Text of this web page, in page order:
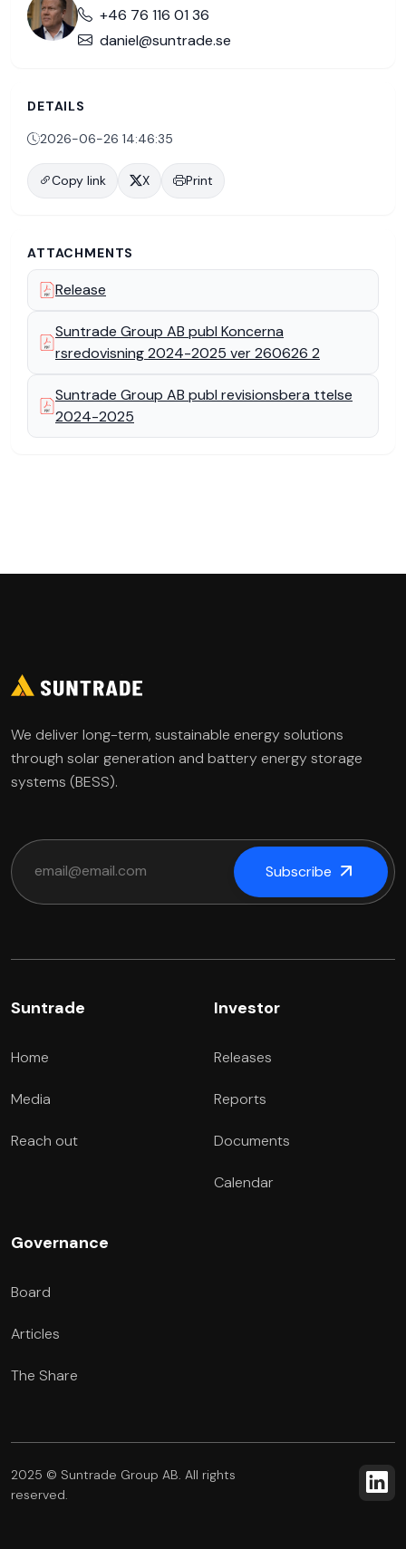
Home
Media
About
Investor
Governance
+46 76 116 01 36
daniel@suntrade.se
DETAILS
2026-06-26 14:46:35
Copy link X Print
ATTACHMENTS
Release
Suntrade Group AB publ Koncerna
rsredovisning 2024-2025 ver 260626 2
Suntrade Group AB publ revisionsbera ttelse
2024-2025
We deliver long-term, sustainable energy solutions
through solar generation and battery energy storage
systems (BESS).
Subscribe
Suntrade
Home
Media
Reach out
Investor
Releases
Reports
Documents
Calendar
Governance
Board
Articles
The Share
2025 © Suntrade Group AB. All rights
reserved.